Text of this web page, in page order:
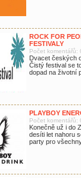
ROCK FOR
FESTIVALY
Počet komentářů:
Dvacet českých
Čistý festival se
dopad na životní
PLAYBOY
Počet komentářů:
Konečně už i do
desíti let nahoru
party pro